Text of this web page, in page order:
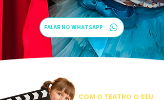
FALAR NO WHATSAPP
COM O TEATRO O SEU